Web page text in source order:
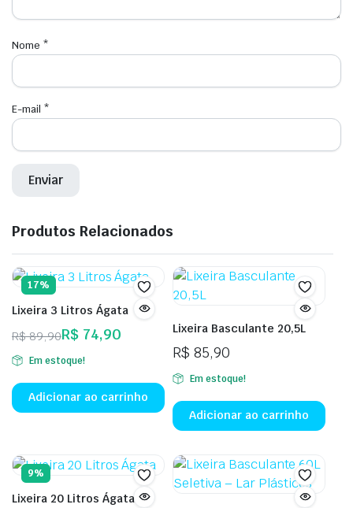
Nome *
E-mail *
Produtos Relacionados
17%
Lixeira 3 Litros Ágata
R$89,90
O
preço
original
era:
R$74,90
O
preço
atual
é:
Em estoque!
Adicionar ao carrinho
Lixeira Basculante 20,5L
R$ 85,90
Em estoque!
Adicionar ao carrinho
9%
Lixeira 20 Litros Ágata